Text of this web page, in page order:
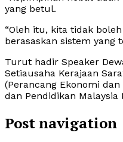
yang betul.
“Oleh itu, kita tidak
berasaskan sistem yang
Turut hadir Speaker
Setiausaha Kerajaan
(Perancang Ekonomi
dan Pendidikan Malaysia
Post navigation